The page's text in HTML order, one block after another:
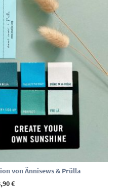
von Ännisews & Prülla
€